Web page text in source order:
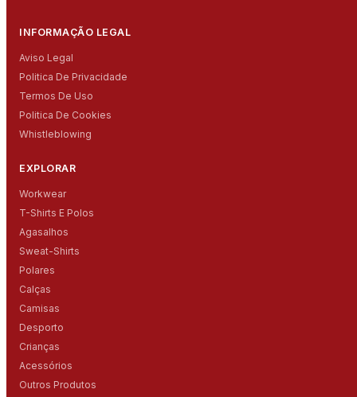
INFORMAÇÃO LEGAL
Aviso Legal
Politica De Privacidade
Termos De Uso
Politica De Cookies
Whistleblowing
EXPLORAR
Workwear
T-Shirts E Polos
Agasalhos
Sweat-Shirts
Polares
Calças
Camisas
Desporto
Crianças
Acessórios
Outros Produtos